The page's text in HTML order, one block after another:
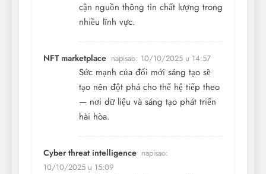
cận nguồn thông tin chất lượng trong
nhiều lĩnh vực.
NFT marketplace napisao: 10/10/2025 u 14:57
Sức mạnh của đổi mới sáng tạo sẽ
tạo nên đột phá cho thế hệ tiếp theo
— nơi dữ liệu và sáng tạo phát triển
hài hòa.
Cyber threat intelligence napisao:
10/10/2025 u 15:09